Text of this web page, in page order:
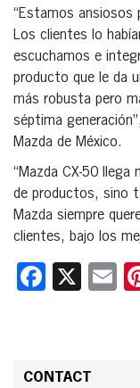
“Estamos ansiosos
Los clientes lo
escuchamos e
producto que le da
más robusta pero
séptima
Mazda de México.
“Mazda CX-50
de productos, sino
Mazda siempre
clientes, bajo los
X
CONTACT